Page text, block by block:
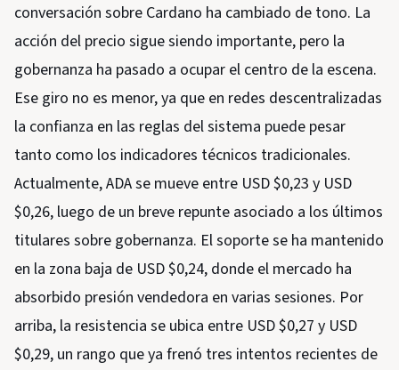
conversación sobre Cardano ha cambiado de tono. La
acción del precio sigue siendo importante, pero la
gobernanza ha pasado a ocupar el centro de la escena.
Ese giro no es menor, ya que en redes descentralizadas
la confianza en las reglas del sistema puede pesar
tanto como los indicadores técnicos tradicionales.
Actualmente, ADA se mueve entre USD $0,23 y USD
$0,26, luego de un breve repunte asociado a los últimos
titulares sobre gobernanza. El soporte se ha mantenido
en la zona baja de USD $0,24, donde el mercado ha
absorbido presión vendedora en varias sesiones. Por
arriba, la resistencia se ubica entre USD $0,27 y USD
$0,29, un rango que ya frenó tres intentos recientes de